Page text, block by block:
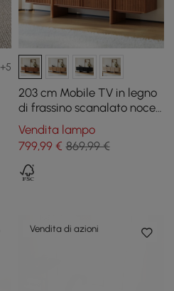
+5
203 cm Mobile TV in legno
di frassino scanalato noce
con ante
Vendita lampo
799,99€ 869,99 €
Vendita di azioni